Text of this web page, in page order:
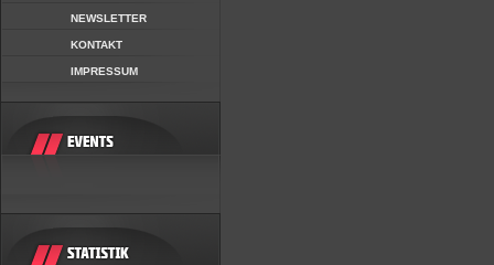
NEWSLETTER
KONTAKT
IMPRESSUM